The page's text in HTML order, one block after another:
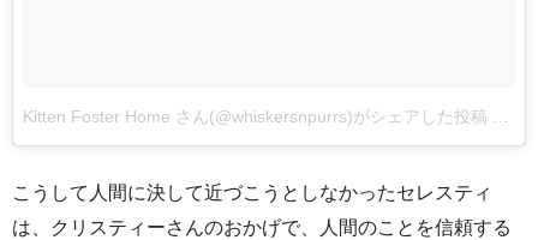
Kitten Foster Home さん(@whiskersnpurrs)がシェアした投稿
こうして人間に決して近づこうとしなかったセレスティ
は、クリスティーさんのおかげで、人間のことを信頼する